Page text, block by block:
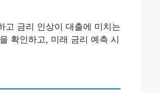
고 금리 인상이 대출에 미치는
확인하고, 미래 금리 예측 시